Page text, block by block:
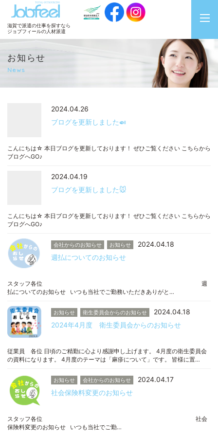
JobFeel
滋賀で派遣の仕事を探すなら
ジョブフィールの人材派遣
お知らせ
News
2024.04.26
ブログを更新しました🍛
こんにちは☆ 本日ブログを更新しております！ ぜひご覧ください こちらから
ブログへGO♪
2024.04.19
ブログを更新しました🐭
こんにちは☆ 本日ブログを更新しております！ ぜひご覧ください こちらから
ブログへGO♪
会社からのお知らせ お知らせ
2024.04.18
週払についてのお知らせ
スタッフ各位 週
払についてのお知らせ いつも当社でご勤務いただきありがと…
お知らせ 衛生委員会からのお知らせ
2024.04.18
2024年4月度 衛生委員会からのお知らせ
従業員 各位 日頃のご精勤に心より感謝申し上げます。 4月度の衛生委員会
の資料になります。 4月度のテーマは「麻疹について」です。 皆様に置…
お知らせ 会社からのお知らせ
2024.04.17
社会保険料変更のお知らせ
スタッフ各位 社会
保険料変更のお知らせ いつも当社でご勤…